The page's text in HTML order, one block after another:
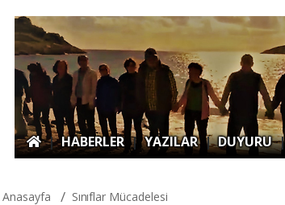
|HABERLER|YAZILAR|DUYURU|
Anasayfa Sınıflar Mücadelesi